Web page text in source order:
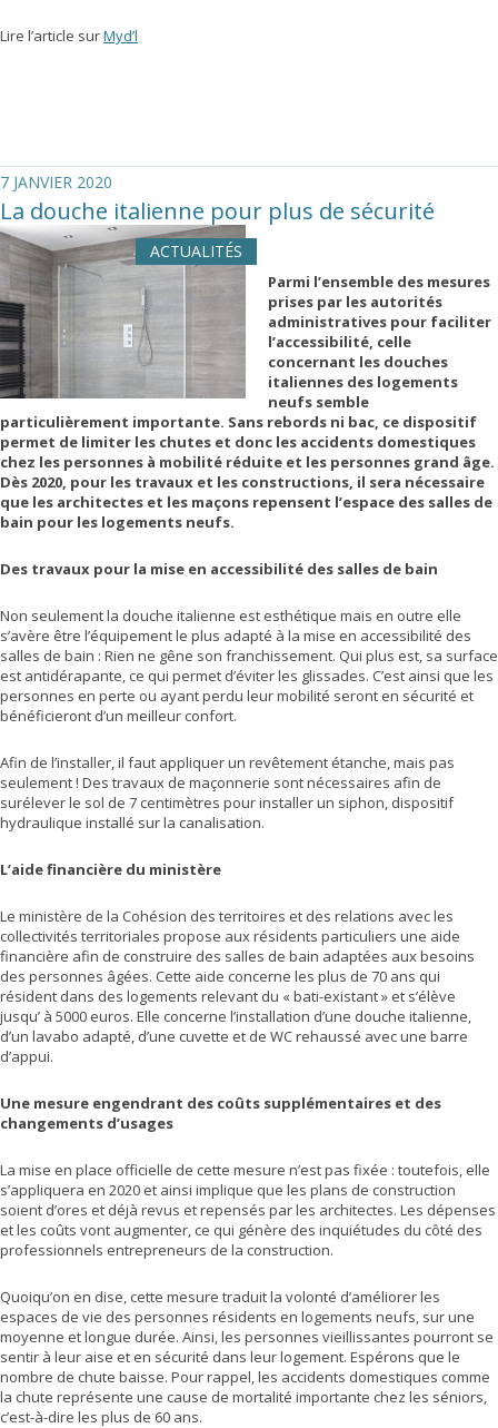
Lire l’article surMyd’l
7 JANVIER 2020
La douche italienne pour plus de sécurité
ACTUALITÉS
Parmi l’ensemble des mesures
prises par les autorités
administratives pour faciliter
l’accessibilité, celle
concernant les douches
italiennes des logements
neufs semble
particulièrement importante. Sans rebords ni bac, ce dispositif
permet de limiter les chutes et donc les accidents domestiques
chez les personnes à mobilité réduite et les personnes grand âge.
Dès 2020, pour les travaux et les constructions, il sera nécessaire
que les architectes et les maçons repensent l’espace des salles de
bain pour les logements neufs.
Des travaux pour la mise en accessibilité des salles de bain
Non seulement la douche italienne est esthétique mais en outre elle
s’avère être l’équipement le plus adapté à la mise en accessibilité des
salles de bain : Rien ne gêne son franchissement. Qui plus est, sa surface
est antidérapante, ce qui permet d’éviter les glissades. C’est ainsi que les
personnes en perte ou ayant perdu leur mobilité seront en sécurité et
bénéficieront d’un meilleur confort.
Afin de l’installer, il faut appliquer un revêtement étanche, mais pas
seulement ! Des travaux de maçonnerie sont nécessaires afin de
surélever le sol de 7 centimètres pour installer un siphon, dispositif
hydraulique installé sur la canalisation.
L’aide financière du ministère
Le ministère de la Cohésion des territoires et des relations avec les
collectivités territoriales propose aux résidents particuliers une aide
financière afin de construire des salles de bain adaptées aux besoins
des personnes âgées. Cette aide concerne les plus de 70 ans qui
résident dans des logements relevant du « bati-existant » et s’élève
jusqu’ à 5000 euros. Elle concerne l’installation d’une douche italienne,
d’un lavabo adapté, d’une cuvette et de WC rehaussé avec une barre
d’appui.
Une mesure engendrant des coûts supplémentaires et des
changements d’usages
La mise en place officielle de cette mesure n’est pas fixée : toutefois, elle
s’appliquera en 2020 et ainsi implique que les plans de construction
soient d’ores et déjà revus et repensés par les architectes. Les dépenses
et les coûts vont augmenter, ce qui génère des inquiétudes du côté des
professionnels entrepreneurs de la construction.
Quoiqu’on en dise, cette mesure traduit la volonté d’améliorer les
espaces de vie des personnes résidents en logements neufs, sur une
moyenne et longue durée. Ainsi, les personnes vieillissantes pourront se
sentir à leur aise et en sécurité dans leur logement. Espérons que le
nombre de chute baisse. Pour rappel, les accidents domestiques comme
la chute représente une cause de mortalité importante chez les séniors,
c’est-à-dire les plus de 60 ans.